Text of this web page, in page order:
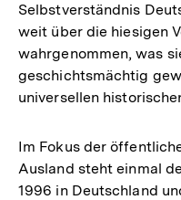
Selbstverständnis
weit über die hiesigen
wahrgenommen, was
geschichtsmächtig
universellen
Im Fokus der
Ausland steht einmal
1996 in Deutschland